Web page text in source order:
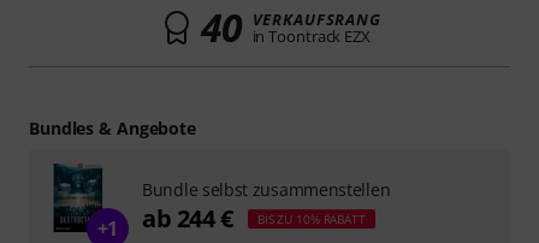
40 VERKAUFSRANG
in Toontrack EZX
Bundles & Angebote
+1
Bundle selbst zusammenstellen
ab 244 € BIS ZU 10% RABATT